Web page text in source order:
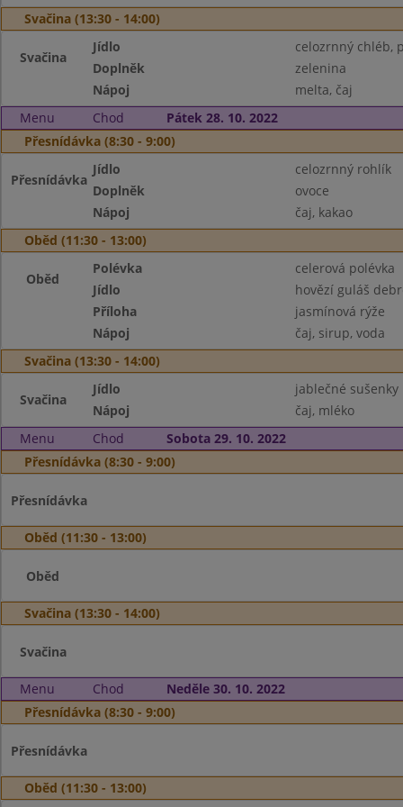
Svačina (13:30 - 14:00)
Svačina
Jídlo
celozrnný chléb,
Doplněk
zelenina
Nápoj
melta, čaj
Menu
Chod
Pátek 28. 10. 2022
Přesnídávka (8:30 - 9:00)
Přesnídávka
Jídlo
celozrnný rohlík
Doplněk
ovoce
Nápoj
čaj, kakao
Oběd (11:30 - 13:00)
Oběd
Polévka
celerová polévka
Jídlo
hovězí guláš
Příloha
jasmínová rýže
Nápoj
čaj, sirup, voda
Svačina (13:30 - 14:00)
Svačina
Jídlo
jablečné sušenky
Nápoj
čaj, mléko
Menu
Chod
Sobota 29. 10. 2022
Přesnídávka (8:30 - 9:00)
Přesnídávka
Oběd (11:30 - 13:00)
Oběd
Svačina (13:30 - 14:00)
Svačina
Menu Chod
Neděle 30. 10. 2022
Přesnídávka (8:30 - 9:00)
Přesnídávka
Oběd (11:30 - 13:00)